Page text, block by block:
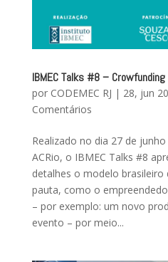
IBMEC Talks #8 – Crowfunding
por CODEMEC RJ | 28, jun
Comentários
Realizado no dia 27 de
ACRio, o IBMEC Talks #8
detalhes o modelo brasileiro
pauta, como o
– por exemplo: um novo
evento – por meio...